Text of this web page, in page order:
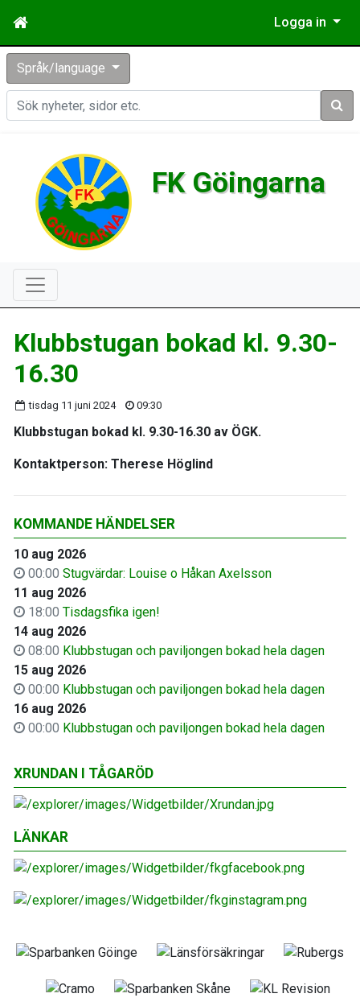
Logga in
Språk/language
Sök
FK Göingarna
KOMMANDE HÄNDELSER
10 aug 2026
00:00 Stugvärdar: Louise o Håkan Axelsson
11 aug 2026
18:00 Tisdagsfika igen!
14 aug 2026
08:00 Klubbstugan och paviljongen bokad hela dagen
15 aug 2026
00:00 Klubbstugan och paviljongen bokad hela dagen
16 aug 2026
00:00 Klubbstugan och paviljongen bokad hela dagen
Klubbstugan bokad kl. 9.30-
16.30
tisdag 11 juni 2024 09:30
Klubbstugan bokad kl. 9.30-16.30 av ÖGK.
Kontaktperson: Therese Höglind
XRUNDAN I TÅGARÖD
LÄNKAR